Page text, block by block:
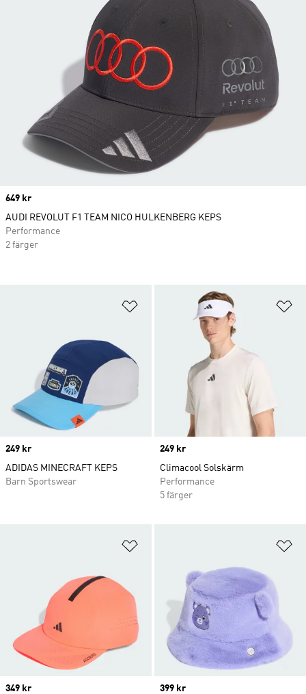
Lägg till på önskelistan
Price
249 kr
ADIDAS MINECRAFT KEPS
Barn Sportswear
Price
249 kr
Climacool Solskärm
Performance
5 färger
Price
349 kr
Price
399 kr
Price
649 kr
AUDI REVOLUT F1 TEAM NICO HULKENBERG KEPS
Performance
2 färger